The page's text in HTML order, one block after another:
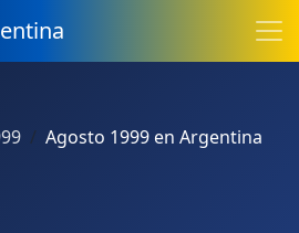
Agosto 1999 en Argentina